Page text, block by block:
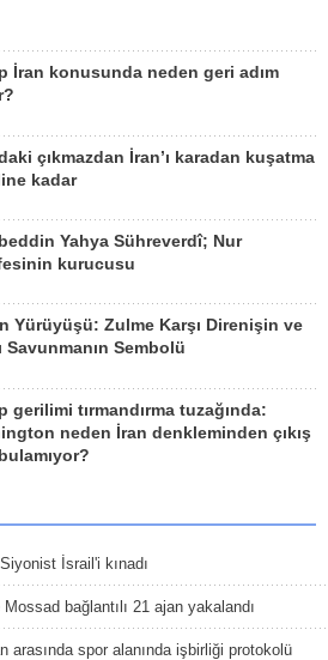
İran konusunda neden geri adım
çıkmazdan İran’ı karadan kuşatma
kadar
Yahya Sühreverdî; Nur
kurucusu
Yürüyüşü: Zulme Karşı Direnişin ve
Savunmanın Sembolü
gerilimi tırmandırma tuzağında:
neden İran denkleminden çıkış
İsrail'i kınadı
bağlantılı 21 ajan yakalandı
arasında spor alanında işbirliği protokolü